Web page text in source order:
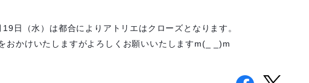
19日（水）は都合によりアトリエはクローズとなります。
おかけいたしますがよろしくお願いいたしますm(_ _)m